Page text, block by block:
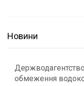
Новини
обмеження